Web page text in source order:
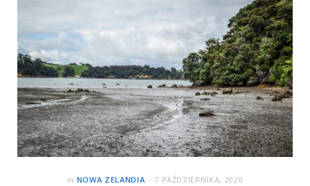
in NOWA ZELANDIA 7 PAŹDZIERNIKA, 2020